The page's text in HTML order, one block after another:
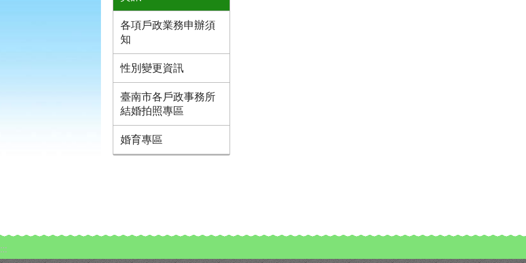
各項戶政業務申辦須
知
性別變更資訊
臺南市各戶政事務所
結婚拍照專區
婚育專區
:::